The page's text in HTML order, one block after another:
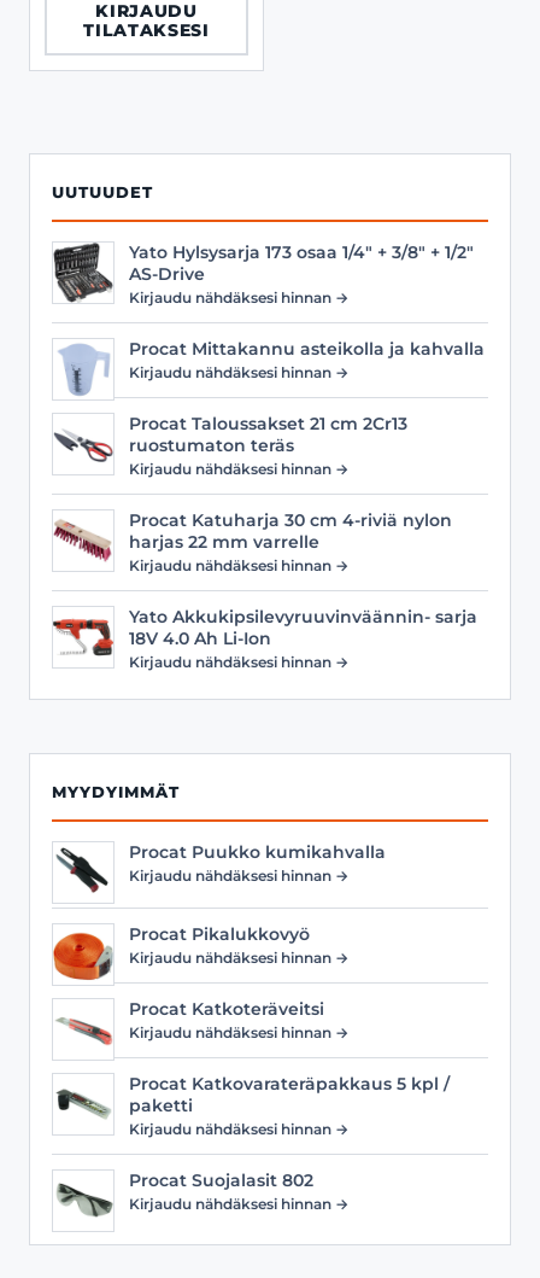
UUTUUDET
Yato Hylsysarja 173 osaa 1/4" + 3/8" + 1/2"
AS-Drive
Kirjaudu nähdäksesi hinnan →
Procat Mittakannu asteikolla ja kahvalla
Kirjaudu nähdäksesi hinnan →
Procat Taloussakset 21 cm 2Cr13
ruostumaton teräs
Kirjaudu nähdäksesi hinnan →
Procat Katuharja 30 cm 4-riviä nylon
harjas 22 mm varrelle
Kirjaudu nähdäksesi hinnan →
Yato Akkukipsilevyruuvinväännin- sarja
18V 4.0 Ah Li-Ion
Kirjaudu nähdäksesi hinnan →
MYYDYIMMÄT
Procat Puukko kumikahvalla
Kirjaudu nähdäksesi hinnan →
Procat Pikalukkovyö
Kirjaudu nähdäksesi hinnan →
Procat Katkoteräveitsi
Kirjaudu nähdäksesi hinnan →
Procat Katkovarateräpakkaus 5 kpl /
paketti
Kirjaudu nähdäksesi hinnan →
Procat Suojalasit 802
Kirjaudu nähdäksesi hinnan →
KIRJAUDU
TILATAKSESI